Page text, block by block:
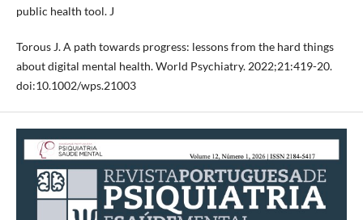
public health tool. J
Torous J. A path towards progress: lessons from the hard things
about digital mental health. World Psychiatry. 2022;21:419-20.
doi:10.1002/wps.21003